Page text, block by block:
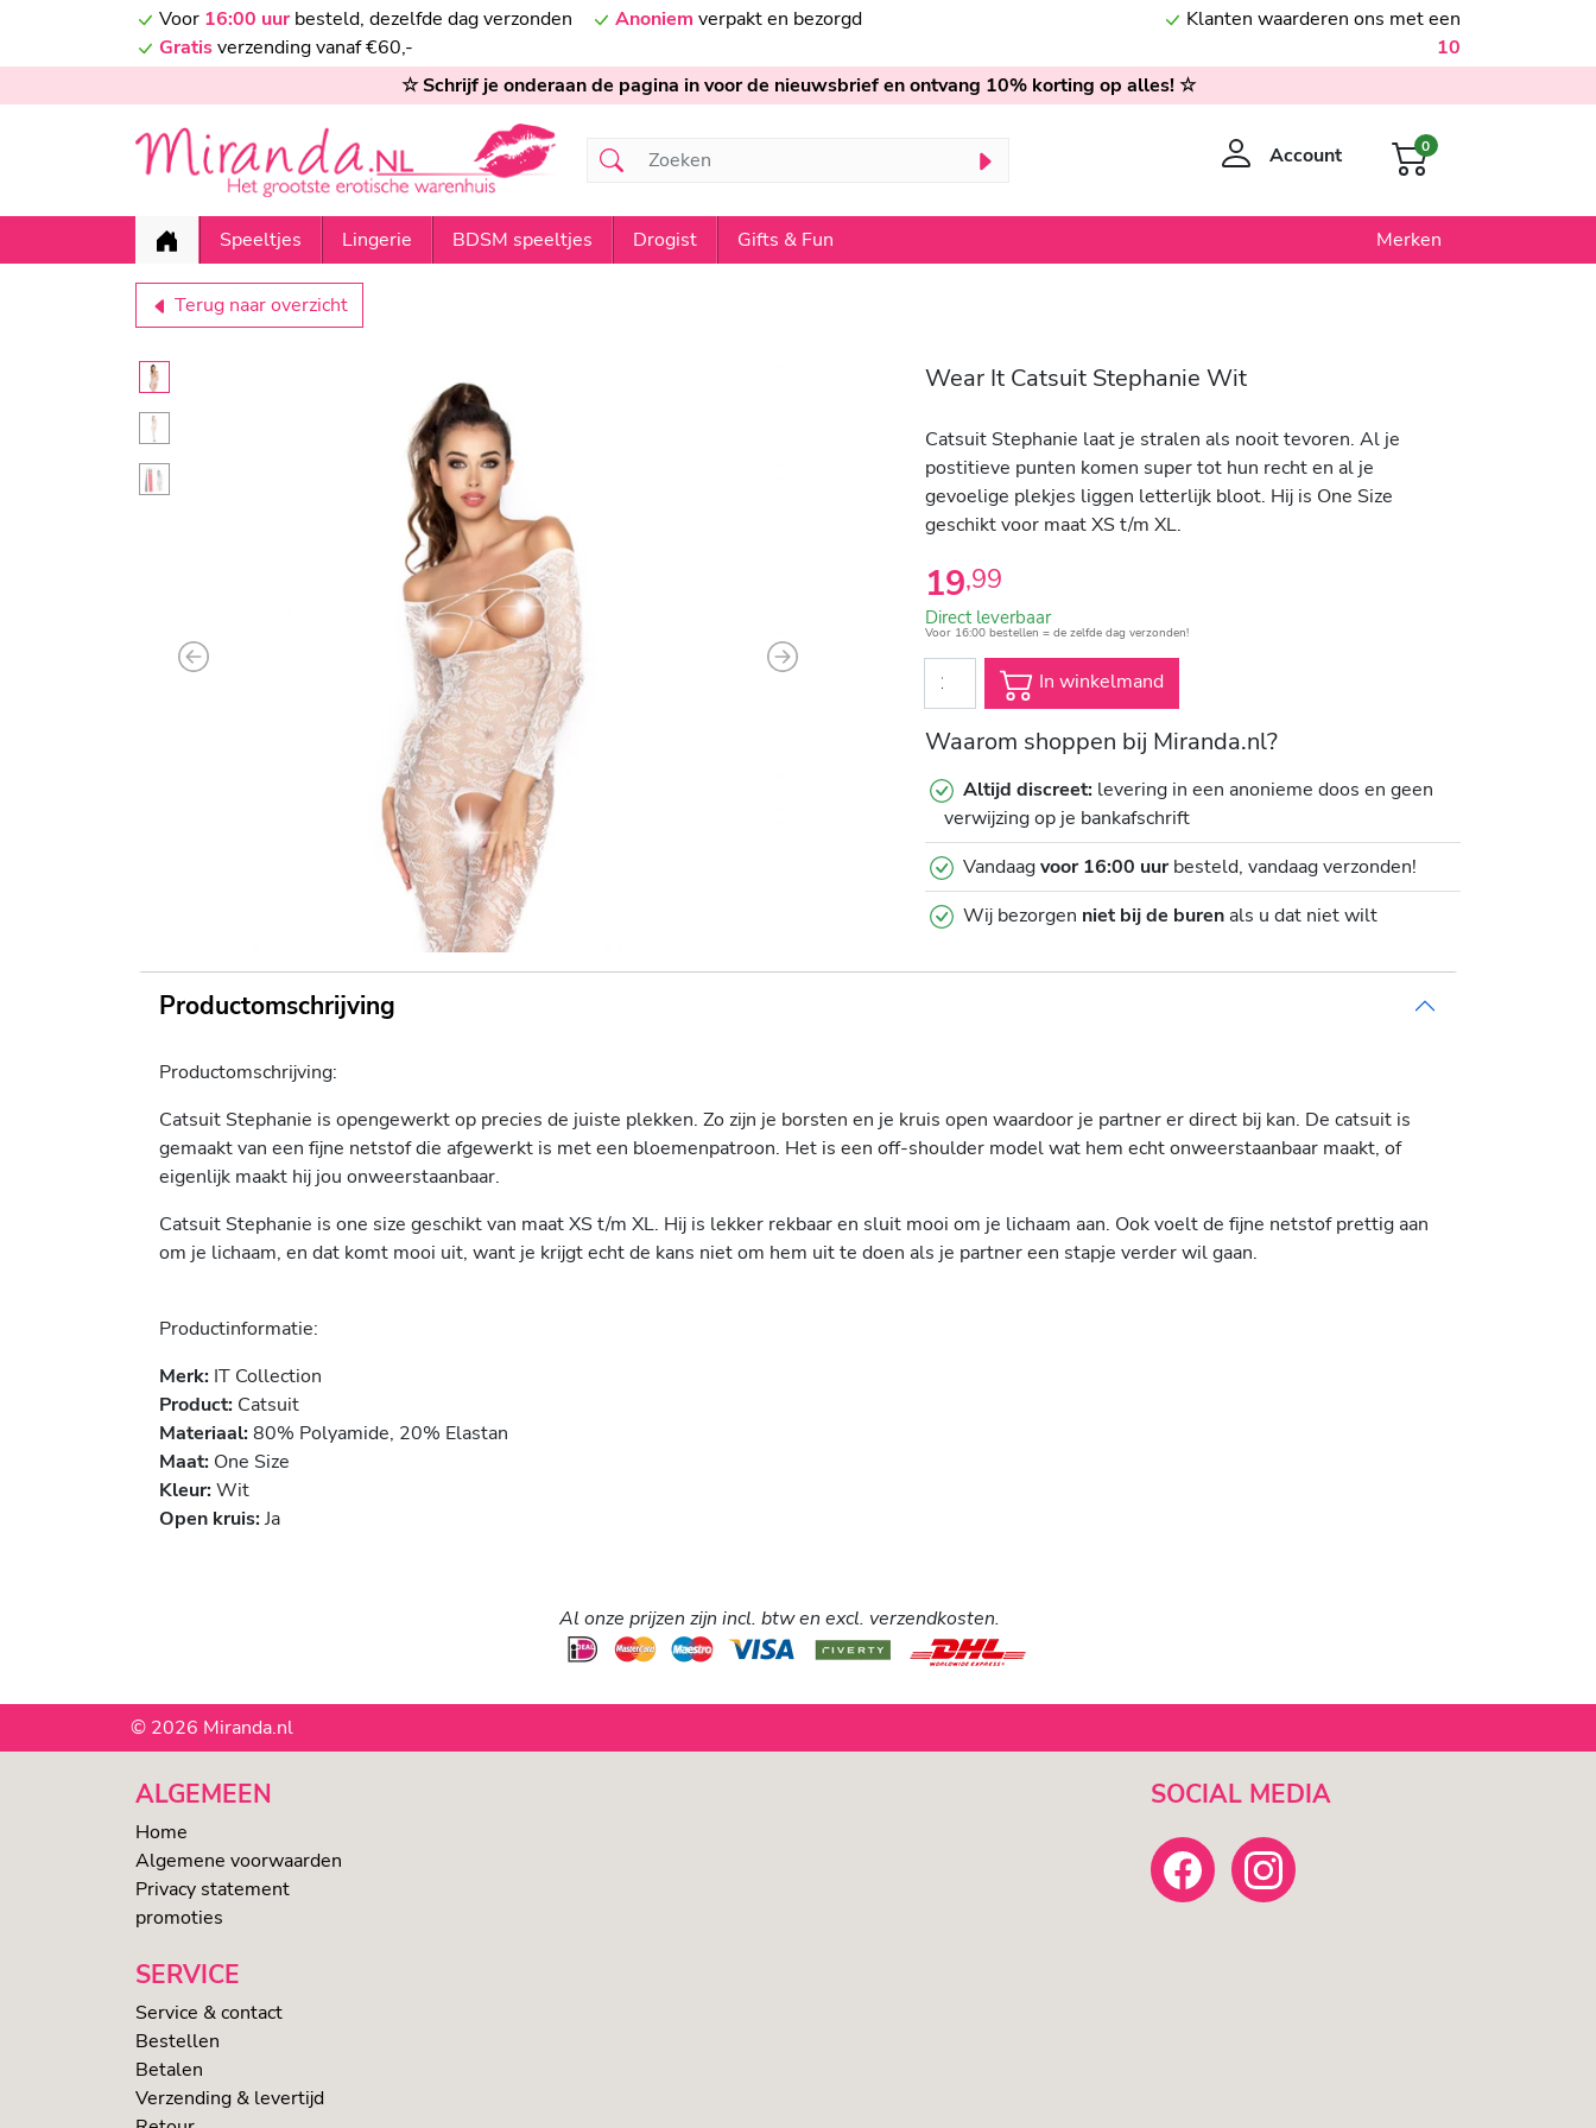
Voor 16:00 uurbesteld, dezelfde dag verzonden Anoniem verpakt en bezorgd
Gratisverzending vanaf €60,-
Klanten waarderen ons met een
10
☆ Schrijf je onderaan de pagina in voor de nieuwsbrief en ontvang 10% korting op alles! ☆
Account 0
Speeltjes Lingerie BDSM speeltjes Drogist Gifts & Fun Merken
Terug naar overzicht
Previous Next
Wear It Catsuit Stephanie Wit
Catsuit Stephanie laat je stralen als nooit tevoren. Al je
postitieve punten komen super tot hun recht en al je
gevoelige plekjes liggen letterlijk bloot. Hij is One Size
geschikt voor maat XS t/m XL.
19,99
Direct leverbaar
Voor 16:00 bestellen = de zelfde dag verzonden!
In winkelmand
Waarom shoppen bij Miranda.nl?
Altijd discreet: levering in een anonieme doos en geen
verwijzing op je bankafschrift
Vandaagvoor 16:00 uurbesteld, vandaag verzonden!
Wij bezorgen niet bij de burenals u dat niet wilt
Productomschrijving
Productomschrijving:
Catsuit Stephanie is opengewerkt op precies de juiste plekken. Zo zijn je borsten en je kruis open waardoor je partner er direct bij kan. De catsuit is
gemaakt van een fijne netstof die afgewerkt is met een bloemenpatroon. Het is een off-shoulder model wat hem echt onweerstaanbaar maakt, of
eigenlijk maakt hij jou onweerstaanbaar.
Catsuit Stephanie is one size geschikt van maat XS t/m XL. Hij is lekker rekbaar en sluit mooi om je lichaam aan. Ook voelt de fijne netstof prettig aan
om je lichaam, en dat komt mooi uit, want je krijgt echt de kans niet om hem uit te doen als je partner een stapje verder wil gaan.
Productinformatie:
Merk: IT Collection
Product: Catsuit
Materiaal:80% Polyamide, 20% Elastan
Maat: One Size
Kleur:Wit
Open kruis:Ja
Al onze prijzen zijn incl. btw en excl. verzendkosten.
© 2026 Miranda.nl
ALGEMEEN
Home
Algemene voorwaarden
Privacy statement
promoties
SERVICE
Service & contact
Bestellen
Betalen
Verzending & levertijd
SOCIAL MEDIA